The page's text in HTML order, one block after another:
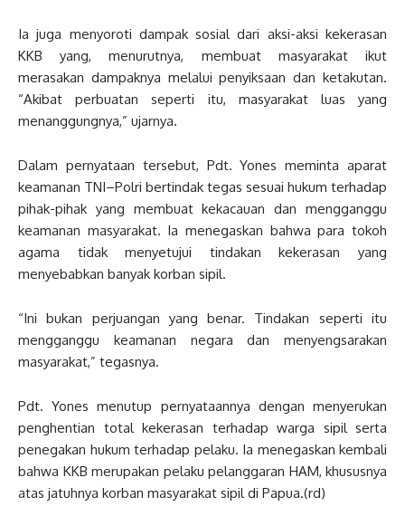
Ia juga menyoroti dampak sosial dari aksi-aksi kekerasan
KKB yang, menurutnya, membuat masyarakat ikut
merasakan dampaknya melalui penyiksaan dan ketakutan.
“Akibat perbuatan seperti itu, masyarakat luas yang
menanggungnya,” ujarnya.
Dalam pernyataan tersebut, Pdt. Yones meminta aparat
keamanan TNI–Polri bertindak tegas sesuai hukum terhadap
pihak-pihak yang membuat kekacauan dan mengganggu
keamanan masyarakat. Ia menegaskan bahwa para tokoh
agama tidak menyetujui tindakan kekerasan yang
menyebabkan banyak korban sipil.
“Ini bukan perjuangan yang benar. Tindakan seperti itu
mengganggu keamanan negara dan menyengsarakan
masyarakat,” tegasnya.
Pdt. Yones menutup pernyataannya dengan menyerukan
penghentian total kekerasan terhadap warga sipil serta
penegakan hukum terhadap pelaku. Ia menegaskan kembali
bahwa KKB merupakan pelaku pelanggaran HAM, khususnya
atas jatuhnya korban masyarakat sipil di Papua.(rd)